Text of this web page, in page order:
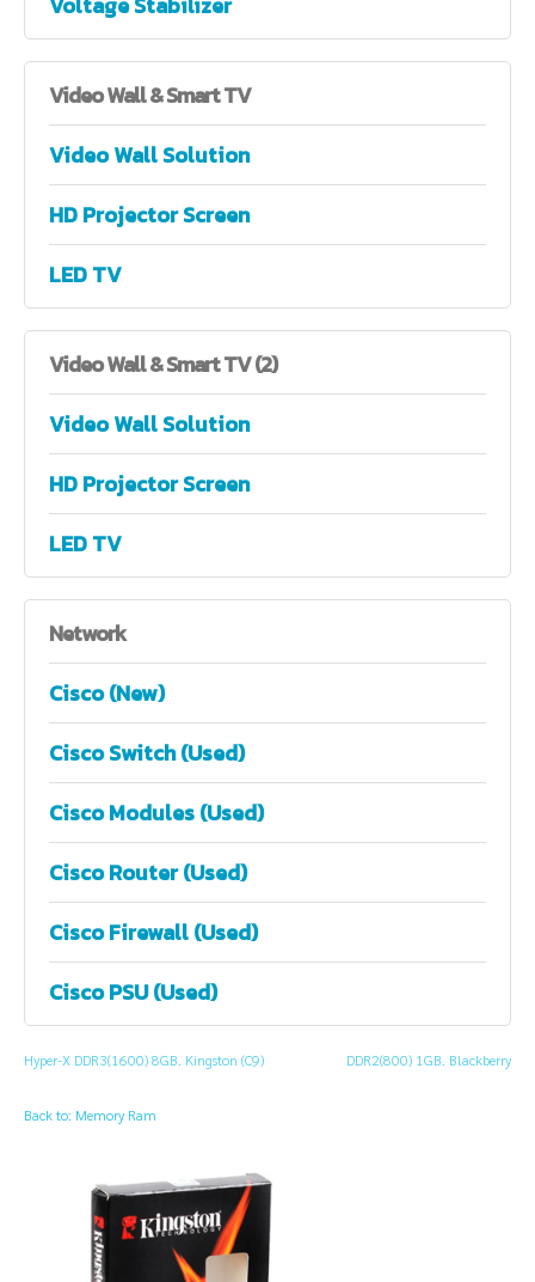
VideoWall & Smart TV
Video Wall Solution
HD Projector Screen
LED TV
VideoWall & Smart TV (2)
Video Wall Solution
HD Projector Screen
LED TV
Network
Cisco (New)
Cisco Switch (Used)
Cisco Modules (Used)
Cisco Router (Used)
Cisco Firewall (Used)
Cisco PSU (Used)
DDR2(800) 1GB. Blackberry
Hyper-X DDR3(1600) 8GB. Kingston (C9)
Back to: Memory Ram